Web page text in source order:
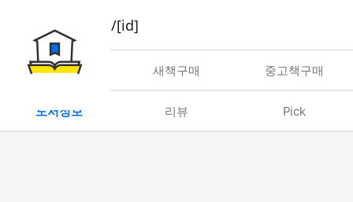
book/rent/[id]
대여 새책구매 중고책구매
도서정보 리뷰 Pick